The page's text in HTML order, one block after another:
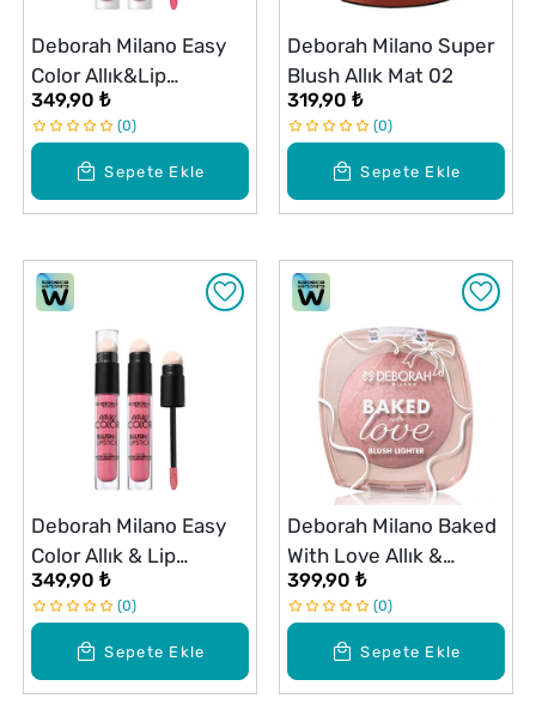
Sepete Ekle
Deborah Milano Easy
Color Allık&Lip
Hyaluronik Asit No: 03
349,90 ₺
0
Sepete Ekle
Deborah Milano Super
Blush Allık Mat 02
319,90 ₺
0
Sepete Ekle
Deborah Milano Easy
Color Allık & Lip
Hyaluronik Asit No: 06
349,90 ₺
0
Sepete Ekle
Deborah Milano Baked
With Love Allık &
Aydınlatıcı 04
399,90 ₺
0